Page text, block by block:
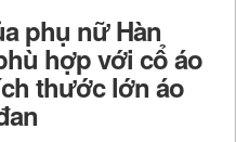
phụ nữ Hàn
hợp với cổ áo
thước lớn áo